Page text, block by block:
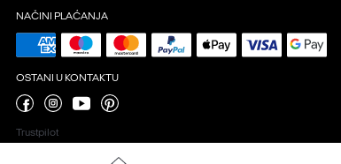
NAČINI PLAĆANJA
OSTANI U KONTAKTU
Trustpilot